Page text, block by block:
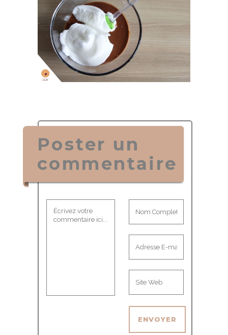
Poster un
commentaire